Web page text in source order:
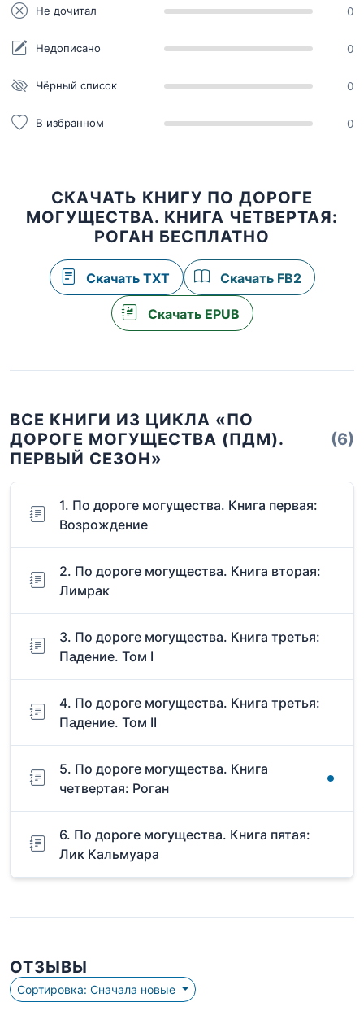
Не дочитал 0
Недописано 0
Чёрный список 0
В избранном 0
СКАЧАТЬ КНИГУ ПО ДОРОГЕ
МОГУЩЕСТВА. КНИГА ЧЕТВЕРТАЯ:
РОГАН БЕСПЛАТНО
Скачать TXT Скачать FB2
Скачать EPUB
ВСЕ КНИГИ ИЗ ЦИКЛА «ПО
ДОРОГЕ МОГУЩЕСТВА (ПДМ).
ПЕРВЫЙ СЕЗОН»
(6)
1. По дороге могущества. Книга первая:
Возрождение
2. По дороге могущества. Книга вторая:
Лимрак
3. По дороге могущества. Книга третья:
Падение. Том I
4. По дороге могущества. Книга третья:
Падение. Том II
5. По дороге могущества. Книга
четвертая: Роган
6. По дороге могущества. Книга пятая:
Лик Кальмуара
ОТЗЫВЫ
Сортировка: Сначала новые